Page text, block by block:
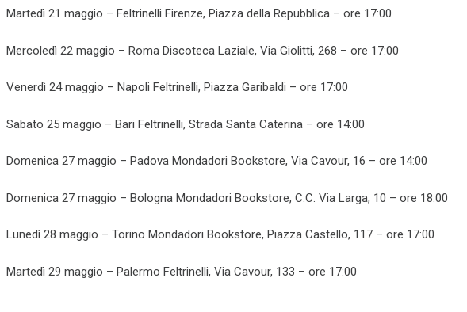
Martedì 21 maggio – Feltrinelli Firenze, Piazza della Repubblica – ore 17:00
Mercoledì 22 maggio – Roma Discoteca Laziale, Via Giolitti, 268 – ore 17:00
Venerdì 24 maggio – Napoli Feltrinelli, Piazza Garibaldi – ore 17:00
Sabato 25 maggio – Bari Feltrinelli, Strada Santa Caterina – ore 14:00
Domenica 27 maggio – Padova Mondadori Bookstore, Via Cavour, 16 – ore 14:00
Domenica 27 maggio – Bologna Mondadori Bookstore, C.C. Via Larga, 10 – ore 18:00
Lunedì 28 maggio – Torino Mondadori Bookstore, Piazza Castello, 117 – ore 17:00
Martedì 29 maggio – Palermo Feltrinelli, Via Cavour, 133 – ore 17:00